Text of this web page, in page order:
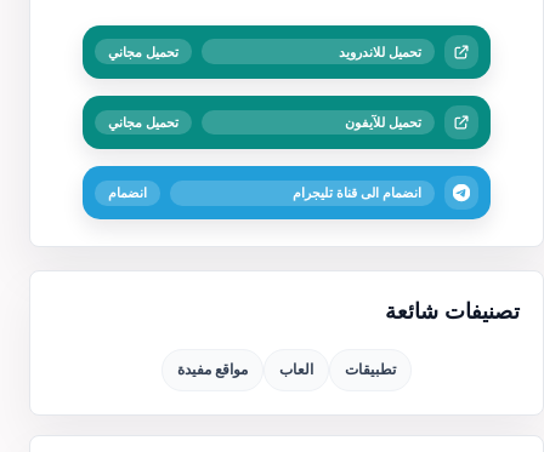
تصنيفات شائعة
تطبيقات العاب مواقع مفيدة
تحميل للاندرويد تحميل مجاني
تحميل للآيفون تحميل مجاني
انضمام الى قناة تليجرام انضمام